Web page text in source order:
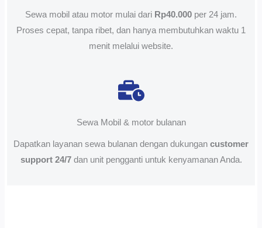
Sewa mobil atau motor mulai dari Rp40.000 per 24 jam.
Proses cepat, tanpa ribet, dan hanya membutuhkan waktu 1
menit melalui website.
Sewa Mobil & motor bulanan
Dapatkan layanan sewa bulanan dengan dukungan customer
support 24/7dan unit pengganti untuk kenyamanan Anda.